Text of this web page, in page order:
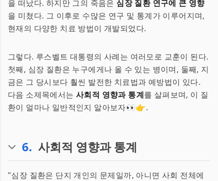
을 떠났다. 하지만 그의 죽음은 심장 질환 연구에 큰 영향
을 미쳤다. 그 이후로 수많은 연구 및 통계가 이루어지며,
현재의 다양한 치료 방법이 개발되었다.
그렇다. 루스벨트 대통령의 사례는 여러모로 교훈이 된다.
첫째, 심장 질환은 누구에게나 올 수 있는 병이며, 둘째, 지
금은 그 당시보다 훨씬 발전한 치료법과 예방법이 있다.
다음 소제목에서는 사회적 영향과 통계를 살펴보며, 이 질
환이 얼마나 일반적인지 알아보자👀👉.
6. 사회적 영향과 통계
"심장 질환은 단지 개인의 문제일까, 아니면 사회 전체에